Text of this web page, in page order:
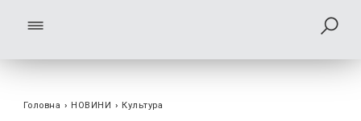
Головна › НОВИНИ › Культура